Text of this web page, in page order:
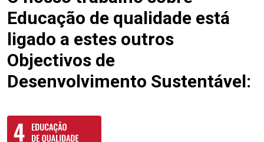
Educação de qualidade está
ligado a estes outros
Objectivos de
Desenvolvimento Sustentável: